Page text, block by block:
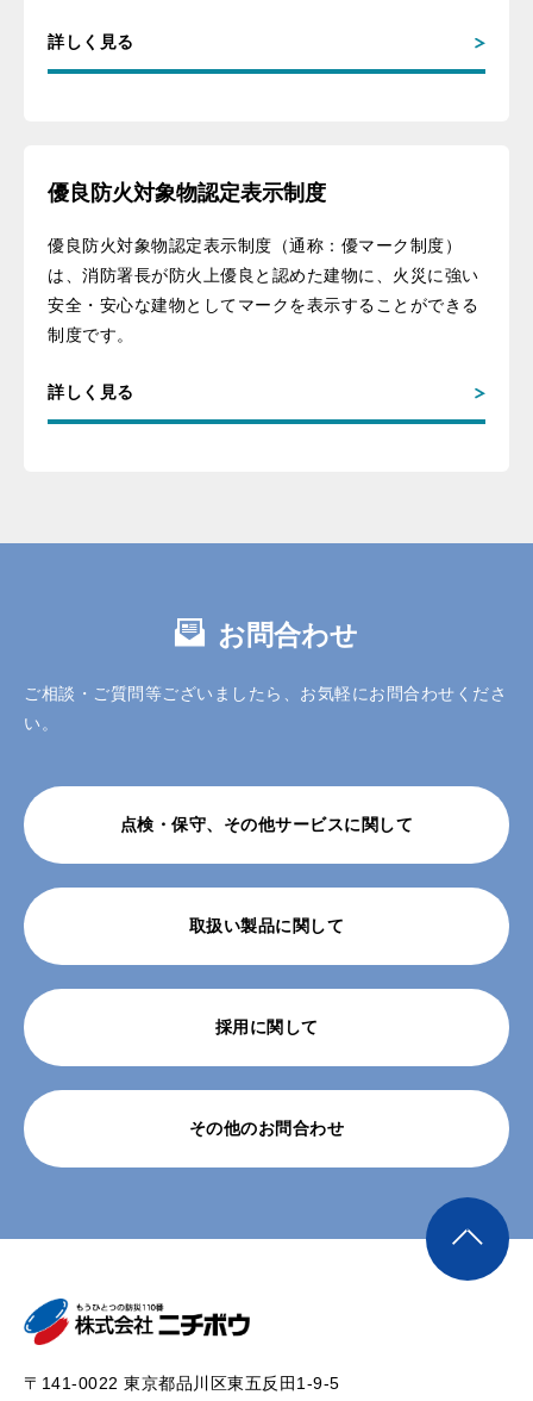
詳しく見る
優良防火対象物認定表示制度
優良防火対象物認定表示制度（通称：優マーク制度）
は、消防署長が防火上優良と認めた建物に、火災に強い
安全・安心な建物としてマークを表示することができる
制度です。
詳しく見る
お問合わせ
ご相談・ご質問等ございましたら、お気軽にお問合わせくださ
い。
点検・保守、その他サービスに関して
取扱い製品に関して
採用に関して
その他のお問合わせ
〒141-0022 東京都品川区東五反田1-9-5